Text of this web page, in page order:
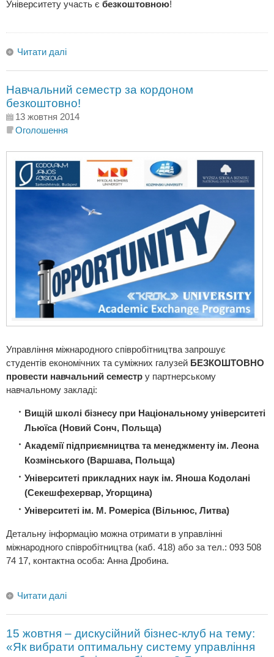
Університету участь є безкоштовною!
Читати далі
Навчальний семестр за кордоном
безкоштовно!
13 жовтня 2014
Оголошення
Управління міжнародного співробітництва запрошує
студентів економічних та суміжних галузей БЕЗКОШТОВНО
провести навчальний семестр у партнерському
навчальному закладі:
Вищій школі бізнесу при Національному університеті
Льюїса (Новий Сонч, Польща)
Академії підприємництва та менеджменту ім. Леона
Козмінського (Варшава, Польща)
Університеті прикладних наук ім. Яноша Кодолані
(Секешфехервар, Угорщина)
Університеті ім. М. Ромеріса (Вільнюс, Литва)
Детальну інформацію можна отримати в управлінні
міжнародного співробітництва (каб. 418) або за тел.: 093 508
74 17, контактна особа: Анна Дробина.
Читати далі
15 жовтня – дискусійний бізнес-клуб на тему:
«Як вибрати оптимальну систему управління